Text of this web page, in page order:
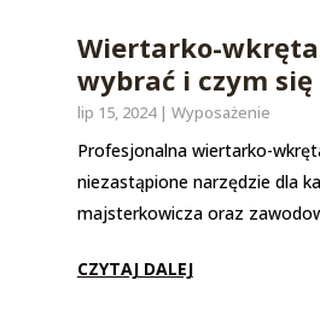
Wiertarko-
wybrać i czym
lip 15, 2024| Wyposażenie
Profesjonalna wiertarko-
niezastąpione narzędzie dla
majsterkowicza oraz
CZYTAJ DALEJ